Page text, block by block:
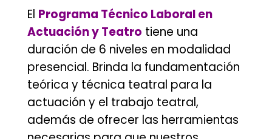
El Programa Técnico Laboral en
Actuación y Teatro tiene una
duración de 6 niveles en modalidad
presencial. Brinda la fundamentación
teórica y técnica teatral para la
actuación y el trabajo teatral,
además de ofrecer las herramientas